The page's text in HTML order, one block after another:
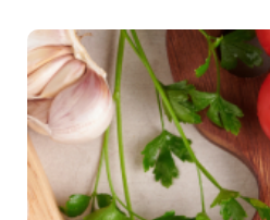
Günümüzün dijital
Devamını